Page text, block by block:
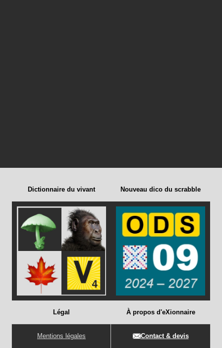
Dictionnaire du vivant Nouveau dico du scrabble
Légal
Mentions légales
À propos d'eXionnaire
Contact & devis